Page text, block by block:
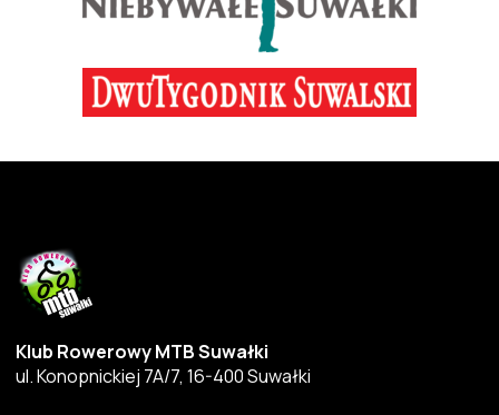
Klub Rowerowy MTB Suwałki
ul. Konopnickiej 7A/7, 16-400 Suwałki